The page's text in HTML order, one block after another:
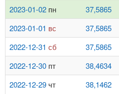
2023-01-02 пн 37,5865
2023-01-01 вс 37,5865
2022-12-31 сб 37,5865
2022-12-30 пт 38,4634
2022-12-29 чт 38,1462